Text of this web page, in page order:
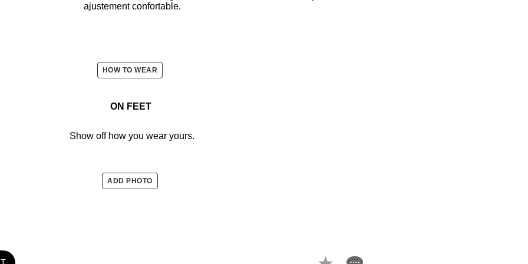
ajustement confortable.
HOW TO WEAR
ON FEET
Show off how you wear yours.
ADD PHOTO